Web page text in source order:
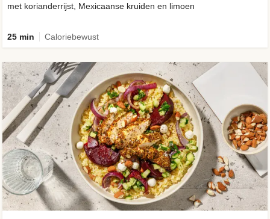
met korianderrijst, Mexicaanse kruiden en limoen
25 min Caloriebewust